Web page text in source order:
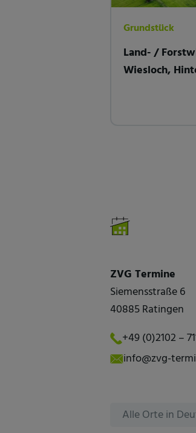
Grundstück
Land- /
Wiesloch,
ZVG Termine
Siemensstraße 6
40885 Ratingen
+49 (0)2102 –
info@zvg-
Alle Orte in